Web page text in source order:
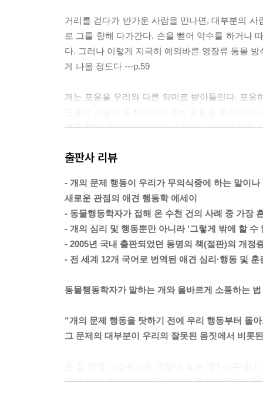
거리를 걷다가 반가운 사람을 만나면, 대부분의
로 그를 향해 다가간다. 손을 뻗어 악수를 하거나
다. 그러나 이렇게 지극히 예의바른 영장류 동물
게 나을 정도다 ---p.59
개는 포옹을 우리와 다른 의미로 받아들인다. 포
면을 향해 걸어가지만 개의 세상에서 이것은 아주
개의 세계에는 ‘이리 와’라는 말이 없다. 다른 일
몸으로는 ‘거기 가만히 있어’ 라고 말하는 것이나
자신의 요구를 무조건 들어주는 주인과 지낸 개
인 중 하나다. 개가 가족의 일원으로서 예의바른
얻을 수는 없다는 사실을 배우고 참는 법을 가르쳐
지 알 길이 없다. ---p.111
‘조용히 해!’ 라며 소리질러 봐야 아무 소용없다.
아마도 우리가 ‘조용히 해!’ 또는 ‘입 다물어!’라고
출판사 리뷰
- 개의 문제 행동이 우리가 무의식중에 하는 말이
새로운 관점의 애견 행동학 에세이
- 동물행동학자가 접해 온 수천 건의 사례 중 가장
- 개의 심리 및 행동뿐만 아니라 ‘그렇게 밖에 할
- 2005년 국내 출판되었던 동명의 책(절판)의 개정
- 전 세계 12개 국어로 번역된 애견 심리·행동 및
동물행동학자가 말하는 개와 올바르게 소통하는 법
“개의 문제 행동을 탓하기 전에 우리 행동부터 돌
그 문제의 대부분이 우리의 잘못된 몸짓에서 비롯
나면 집이 떠나가라 짖는 개? 다른 개만 보면 죽